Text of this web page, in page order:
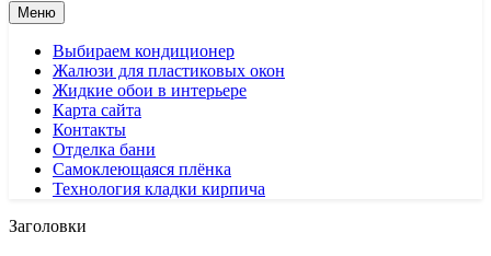
Меню
Выбираем кондиционер
Жалюзи для пластиковых окон
Жидкие обои в интерьере
Карта сайта
Контакты
Отделка бани
Самоклеющаяся плёнка
Технология кладки кирпича
Заголовки